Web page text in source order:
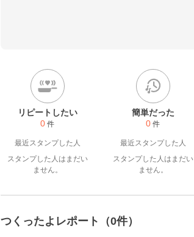
リピートしたい
0 件
最近スタンプした人
スタンプした人はまだい
ません。
簡単だった
0 件
最近スタンプした人
スタンプした人はまだい
ません。
つくったよレポート（0件）